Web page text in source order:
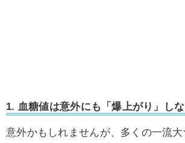
1. 血糖値は意外にも「爆上がり」しな
意外かもしれませんが、多くの一流